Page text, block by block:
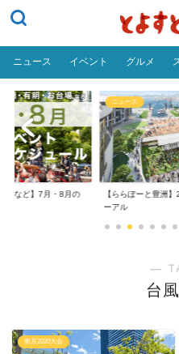
ニュース イベント グルメ
場など】7月・8月の
ニュース
【ららぽーと豊洲
ーアル
―
台
東京2020大会